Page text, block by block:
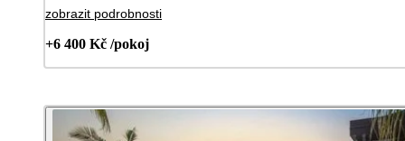
zobrazit podrobnosti
+6 400 Kč /pokoj